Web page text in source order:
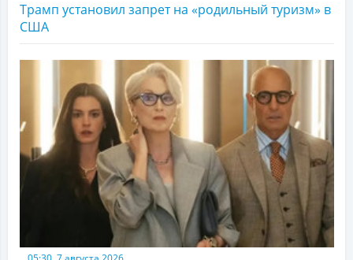
Трамп установил запрет на «родильный туризм» в
США